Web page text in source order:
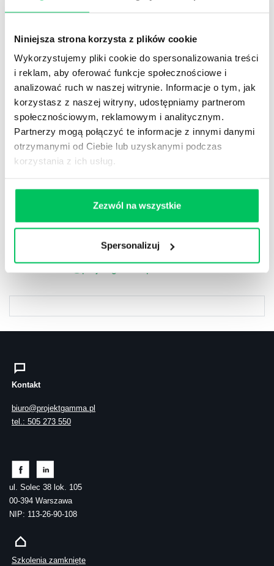
Niniejsza strona korzysta z plików cookie
Wykorzystujemy pliki cookie do spersonalizowania treści
i reklam, aby oferować funkcje społecznościowe i
analizować ruch w naszej witrynie. Informacje o tym, jak
korzystasz z naszej witryny, udostępniamy partnerom
społecznościowym, reklamowym i analitycznym.
Partnerzy mogą połączyć te informacje z innymi danymi
otrzymanymi od Ciebie lub uzyskanymi podczas
korzystania z ich usług.
Zezwól na wszystkie
Spersonalizuj
technik nauczmy ich …. tego jak się uczyć, jak
unikać pułapek tkwienia we wcześniejszych
wyborach powielanych jako dobre praktyki przez
całe lata. Szkolenie zero poświęcone umiejętności
kształtowania nawyków pozwoli uzyskać wyższą
efektywność z kolejnych szkoleń.
Zapraszamy do
Jeśli potrzebny jest szybszy kontakt prosimy o
tel:. 505 273 550
Kontakt
biuro@projektgamma.pl
tel.: 505 273 550
ul. Solec 38 lok. 105
00-394 Warszawa
NIP: 113-26-90-108
Szkolenia zamknięte